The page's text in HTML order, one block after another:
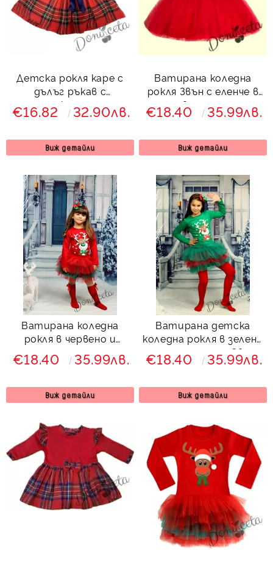
Детска рокля каре с
дълъг ръкав с
панделка отпред
7866756
€16.82 32.90лв.
Виж детайли
Ватирана коледна
рокля Звън с еленче в
червено и тюл
€18.40 35.99лв.
Виж детайли
Ватирана коледна
рокля в червено и
зелено с тюл с елен
Звън
€18.40 35.99лв.
Виж детайли
Ватирана детска
коледна рокля в зелено
с тюл и еленче Звън
€18.40 35.99лв.
Виж детайли